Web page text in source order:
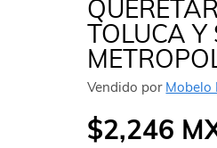
TOLUCA Y
Vendido por Mobelo
$2,246